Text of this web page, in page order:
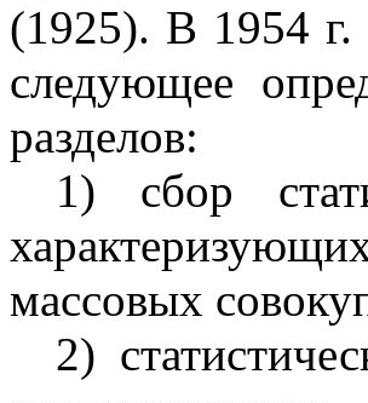
(1925). В 1954 г.
следующее
разделов:
1) сбор
массовых
2)